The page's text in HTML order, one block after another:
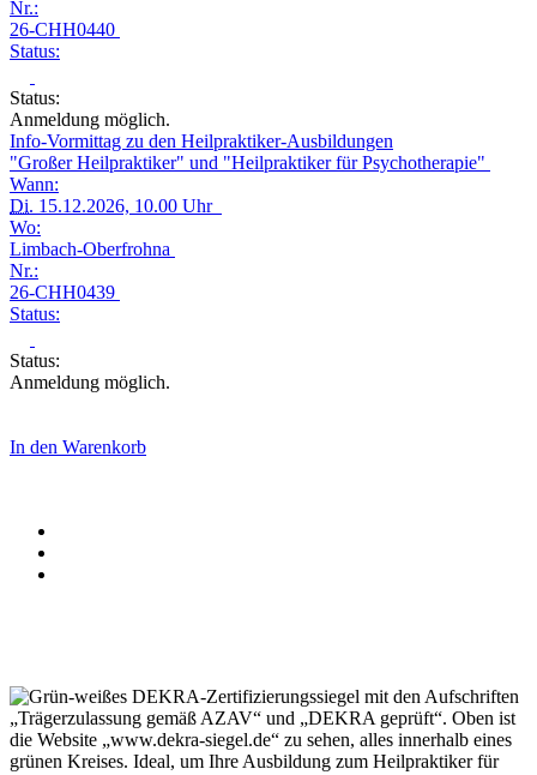
Nr.:
26-CHH0440
Status:
Status:
Anmeldung möglich.
Info-Vormittag zu den Heilpraktiker-Ausbildungen
"Großer Heilpraktiker" und "Heilpraktiker für Psychotherapie"
Wann:
Di. 15.12.2026, 10.00 Uhr
Wo:
Limbach-Oberfrohna
Nr.:
26-CHH0439
Status:
Status:
Anmeldung möglich.
In den Warenkorb